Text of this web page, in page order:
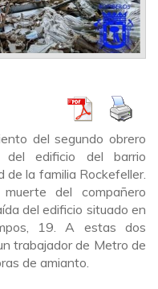
del segundo obrero
del edificio del barrio
de la familia Rockefeller.
del compañero
del edificio situado en
19. A estas dos
trabajador de Metro de
de amianto.